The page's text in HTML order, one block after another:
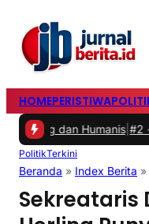
HOMEPERISTIWA
Humanis|#2 -Mewakili
PolitikTerkini
Beranda » Index Berita »
Sekreataris